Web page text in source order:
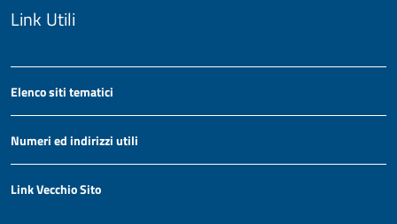
Link Utili
Elenco siti tematici
Numeri ed indirizzi utili
Link Vecchio Sito